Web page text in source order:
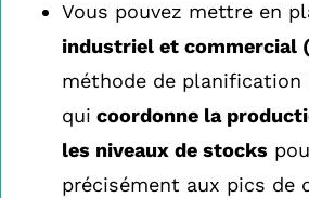
Vous pouvez mettre en
industriel et commercial
méthode de planification
qui coordonne la
les niveaux de stocks
précisément aux pics de